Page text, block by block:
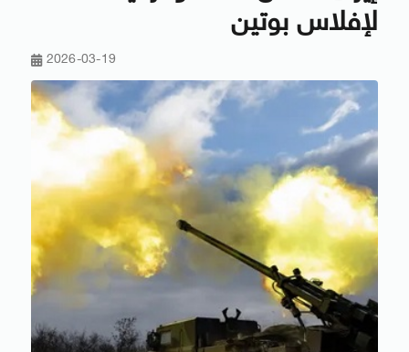
لإفلاس بوتين
2026-03-19